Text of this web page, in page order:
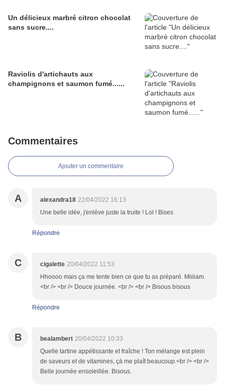
Un délicieux marbré citron chocolat
sans sucre....
Raviolis d'artichauts aux
champignons et saumon fumé......
Commentaires
Ajouter un commentaire
A alexandra18 22/04/2022 16:13
Une belle idée, j'enlève juste la truite ! Lol ! Bises
Répondre
C cigalette 20/04/2022 11:53
Hhoooo mais ça me tente bien ce que tu as préparé. Miiiiam.
<br /> <br /> Douce journée. <br /> <br /> Bisous bisous
Répondre
B bealambert 20/04/2022 10:33
Quelle tartine appétissante et fraîche ! Ton mélange est plein
de saveurs et de vitamines, çà me plaît beaucoup.<br /> <br />
Belle journée ensoleillée. Bisous.